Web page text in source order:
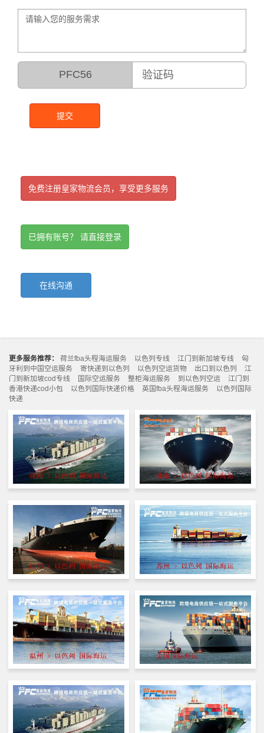
PFC56
提交
免费注册皇家物流会员，享受更多服务
已拥有账号？ 请直接登录
在线沟通
更多服务推荐： 荷兰fba头程海运服务 以色列专线 江门到新加坡专线
匈
牙利到中国空运服务
寄快递到以色列 以色列空运货物 出口到以色列
江
门到新加坡cod专线
国际空运服务 整柜海运服务 到以色列空运
江门到
香港快递cod小包
以色列国际快递价格 英国fba头程海运服务
以色列国际
快递